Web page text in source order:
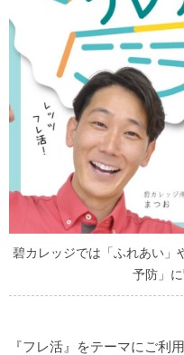
碧カレッジでは「ふれあい」
予防」に
『フレ活』をテーマにご利